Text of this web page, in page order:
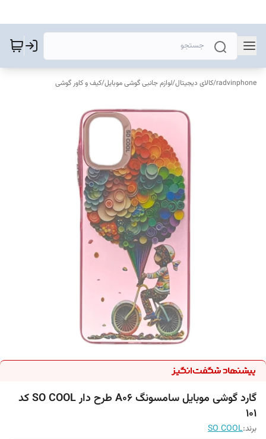
radvinphone
/کالای دیجیتال/لوازم جانبی گوشی موبایل/کیف و کاور گوشی
گارد گوشی موبایل سامسونگ A06 طرح دار SO COOL کد
101
برند:SO COOL